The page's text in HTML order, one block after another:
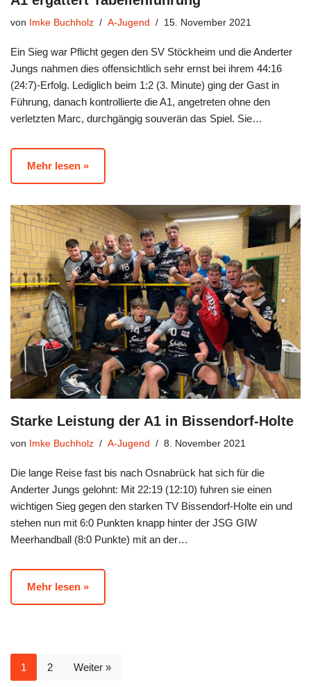
von Imke Buchholz A-Jugend 15. November 2021
Ein Sieg war Pflicht gegen den SV Stöckheim und die Anderter
Jungs nahmen dies offensichtlich sehr ernst bei ihrem 44:16
(24:7)-Erfolg. Lediglich beim 1:2 (3. Minute) ging der Gast in
Führung, danach kontrollierte die A1, angetreten ohne den
verletzten Marc, durchgängig souverän das Spiel. Sie…
Mehr lesen »
Starke Leistung der A1 in Bissendorf-Holte
von Imke Buchholz A-Jugend 8. November 2021
Die lange Reise fast bis nach Osnabrück hat sich für die
Anderter Jungs gelohnt: Mit 22:19 (12:10) fuhren sie einen
wichtigen Sieg gegen den starken TV Bissendorf-Holte ein und
stehen nun mit 6:0 Punkten knapp hinter der JSG GIW
Meerhandball (8:0 Punkte) mit an der…
Mehr lesen »
1 2 Weiter »